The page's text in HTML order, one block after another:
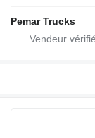
Pemar Trucks